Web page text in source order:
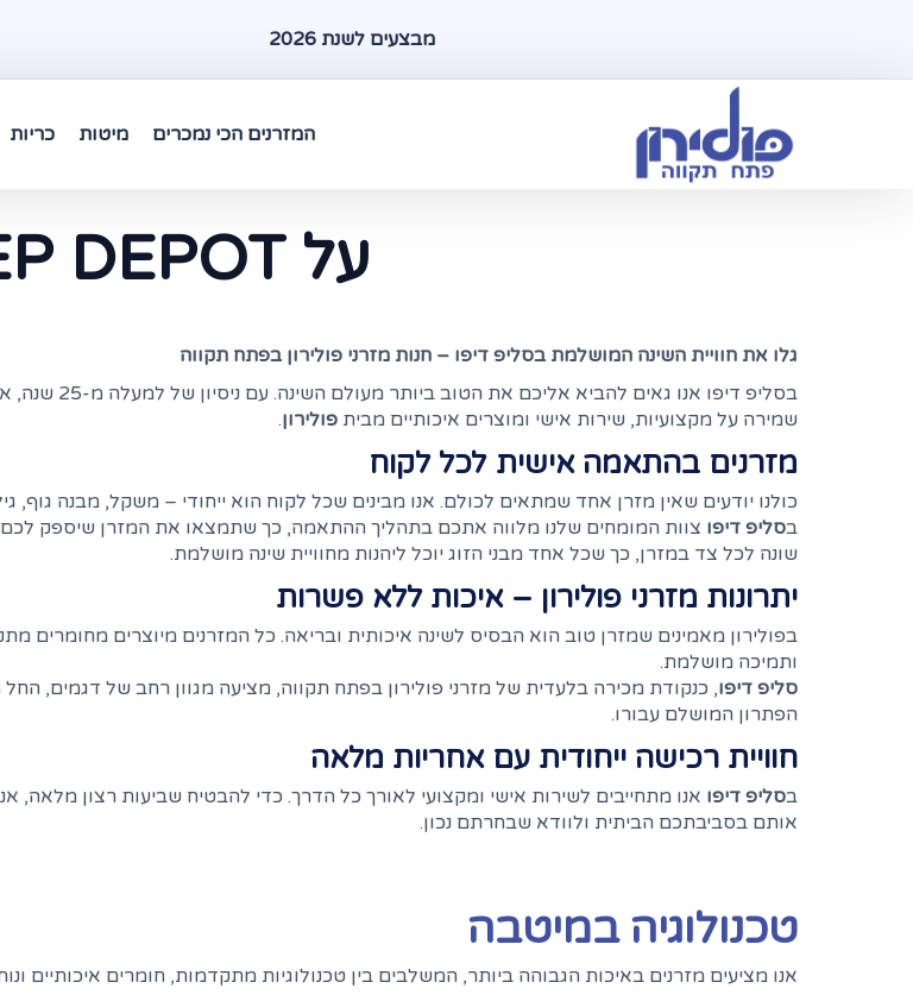
מבצעים לשנת 2026
המזרנים הכי נמכרים מיטות כריות
על SLEEP DEPOT
גלו את חוויית השינה המושלמת בסליפ דיפו – חנות מזרני פולירון בפתח תקווה
בסליפ דיפו
שמירה על מקצועיות, שירות אישי ומוצרים איכותיים מבית פולירון.
מזרנים בהתאמה אישית לכל לקוח
כולנו יודעים שאין מזרן אחד שמתאים לכולם. אנו מבינים שכל לקוח הוא ייחודי – משקל, מבנה גוף,
בסליפ דיפו צוות המומחים שלנו מלווה אתכם בתהליך ההתאמה, כך שתמצאו את המזרן שיספק לכם
שונה לכל צד במזרן, כך שכל אחד מבני הזוג יוכל ליהנות מחוויית שינה מושלמת.
יתרונות מזרני פולירון – איכות ללא פשרות
בפולירון מאמינים שמזרן טוב הוא הבסיס לשינה איכותית ובריאה. כל המזרנים מיוצרים מחומרים
ותמיכה מושלמת.
סליפ דיפו, כנקודת מכירה בלעדית של מזרני פולירון בפתח תקווה, מציעה מגוון רחב של דגמים,
הפתרון המושלם עבורו.
חוויית רכישה ייחודית עם אחריות מלאה
בסליפ דיפו אנו מתחייבים לשירות אישי ומקצועי לאורך כל הדרך. כדי להבטיח שביעות רצון מלאה,
אותם בסביבתכם הביתית ולוודא שבחרתם נכון.
טכנולוגיה במיטבה
אנו מציעים מזרנים באיכות הגבוהה ביותר, המשלבים בין טכנולוגיות מתקדמות, חומרים איכותיים